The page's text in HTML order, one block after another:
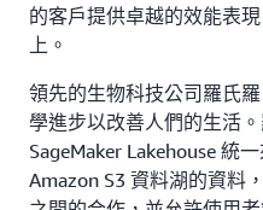
的客戶提供卓越的效能表
上。
領先的生物科技公司羅氏
學進步以改善人們的生活
SageMaker Lakehouse 統
Amazon S3 資料湖的資料